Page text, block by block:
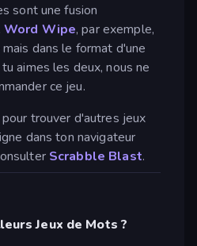
sont une fusion
Word Wipe, par exemple,
dans le format d'une
aimes les deux, nous ne
ce jeu.
trouver d'autres jeux
dans ton navigateur
Scrabble Blast.
Jeux de Mots ?